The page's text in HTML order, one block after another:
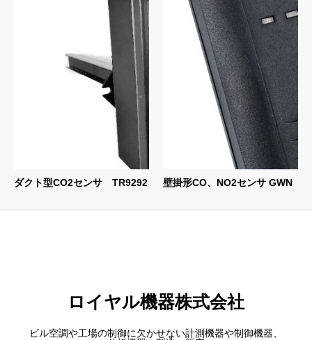
ダクト型CO2センサ TR9292 壁掛形CO、NO2センサ GWN
ロイヤル機器株式会社
ビル空調や工場の制御に欠かせない計測機器や制御機器、